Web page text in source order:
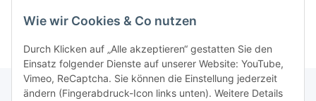
Wie wir Cookies & Co nutzen
Durch Klicken auf „Alle akzeptieren“ gestatten Sie den
Einsatz folgender Dienste auf unserer Website: YouTube,
Vimeo, ReCaptcha. Sie können die Einstellung jederzeit
ändern (Fingerabdruck-Icon links unten). Weitere Details